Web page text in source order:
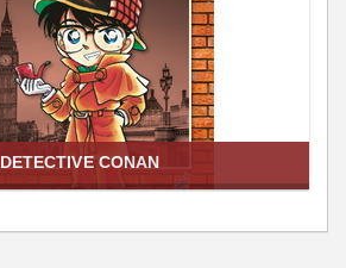
DETECTIVE CONAN